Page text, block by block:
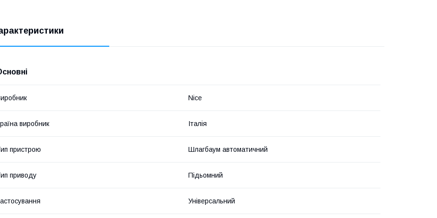
Nice
виробник Італія
пристрою Шлагбаум автоматичний
приводу Підьомний
Універсальний